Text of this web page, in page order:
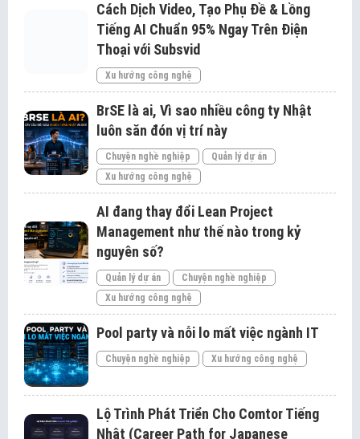
Cách Dịch Video, Tạo Phụ Đề & Lồng
Tiếng AI Chuẩn 95% Ngay Trên Điện
Thoại với Subsvid
Xu hướng công nghệ
BrSE là ai, Vì sao nhiều công ty Nhật
luôn săn đón vị trí này
Chuyện nghề nghiệp
Quản lý dự án
Xu hướng công nghệ
AI đang thay đổi Lean Project
Management như thế nào trong kỷ
nguyên số?
Quản lý dự án
Chuyện nghề nghiệp
Xu hướng công nghệ
Pool party và nỗi lo mất việc ngành IT
Chuyện nghề nghiệp Xu hướng công nghệ
Lộ Trình Phát Triển Cho Comtor Tiếng
Nhật (Career Path for Japanese